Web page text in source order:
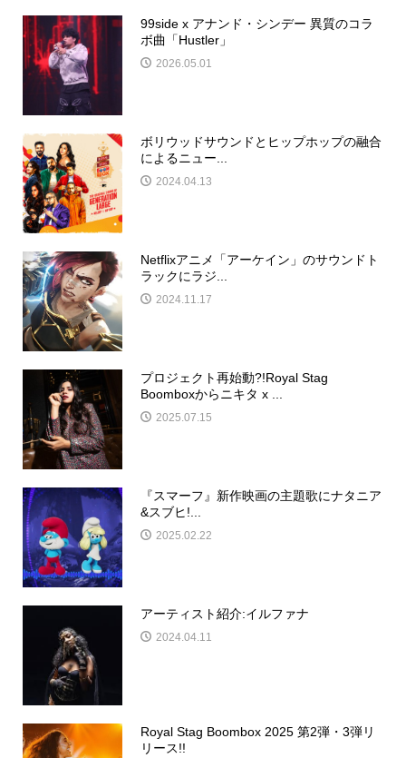
99side x アナンド・シンデー 異質のコラ
ボ曲「Hustler」
2026.05.01
ボリウッドサウンドとヒップホップの融合
によるニュー...
2024.04.13
Netflixアニメ「アーケイン」のサウンドト
ラックにラジ...
2024.11.17
プロジェクト再始動?!Royal Stag
Boomboxからニキタ x ...
2025.07.15
『スマーフ』新作映画の主題歌にナタニア
&スブヒ!...
2025.02.22
アーティスト紹介:イルファナ
2024.04.11
Royal Stag Boombox 2025 第2弾・3弾リ
リース!!